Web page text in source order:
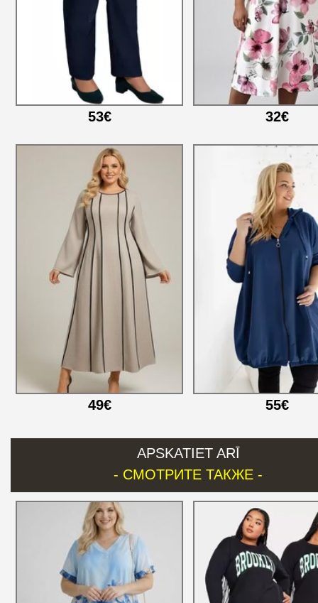
53€ 32€
49€ 55€
APSKATIET ARĪ
- СМОТРИТЕ ТАКЖЕ -